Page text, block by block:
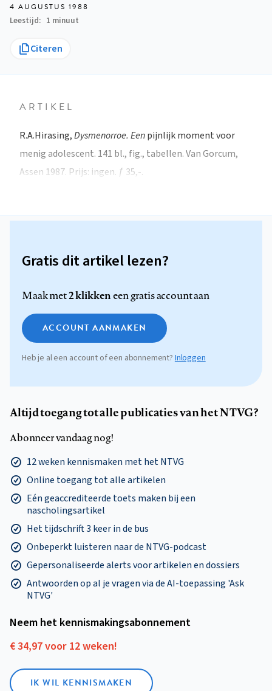
4 AUGUSTUS 1988
Leestijd
1 minuut
Citeren
ARTIKEL
R.A.Hirasing,Dysmenorroe. Eenpijnlijk moment voor
menig adolescent. 141 bl., fig., tabellen. Van Gorcum,
Assen 1987. Prijs: ingen. ƒ 35,-.
Gratis dit artikel lezen?
Maak met2 klikkeneen gratis account aan
ACCOUNT AANMAKEN
Heb je al een account of een abonnement? Inloggen
Altijd toegang tot alle publicaties van het NTVG?
Abonneer vandaag nog!
12 weken kennismaken met het NTVG
Online toegang tot alle artikelen
Eén geaccrediteerde toets maken bij een
nascholingsartikel
Het tijdschrift 3 keer in de bus
Onbeperkt luisteren naar de NTVG-podcast
Gepersonaliseerde alerts voor artikelen en dossiers
Antwoorden op al je vragen via de AI-toepassing 'Ask
NTVG'
Neem het kennismakings­abonnement
€ 34,97 voor 12 weken!
IK WIL KENNISMAKEN